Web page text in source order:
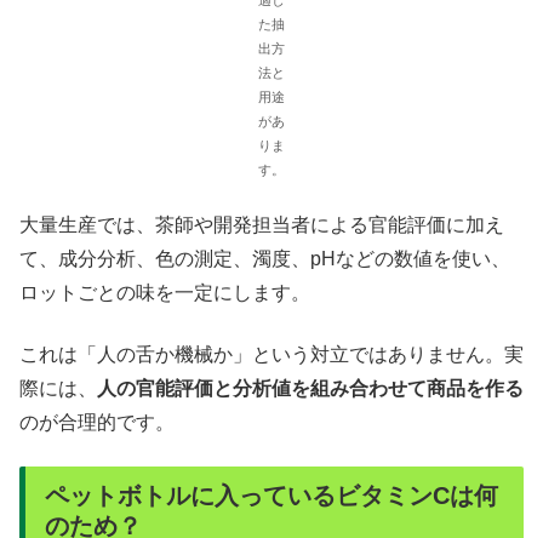
た抽
出方
法と
用途
があ
りま
す。
大量生産では、茶師や開発担当者による官能評価に加え
て、成分分析、色の測定、濁度、pHなどの数値を使い、
ロットごとの味を一定にします。
これは「人の舌か機械か」という対立ではありません。実
際には、
人の官能評価と分析値を組み合わせて商品を作る
のが合理的です。
ペットボトルに入っているビタミンCは何
のため？